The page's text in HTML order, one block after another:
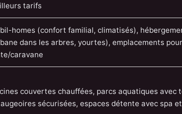
tarifs
homes (confort familial, climatisés),
dans les arbres, yourtes), emplacements pour
caravane
couvertes chauffées, parcs aquatiques avec
sécurisées, espaces détente avec spa